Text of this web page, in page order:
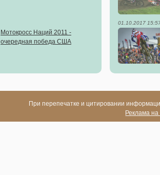
Мотокросс Наций 2011 -
очередная победа США
01.10.2017
При перепечатке и цитировании
Реклама на